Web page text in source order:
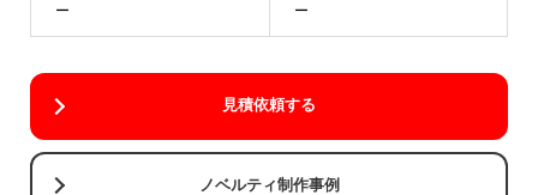
ー
ー
見積依頼する
ノベルティ制作事例